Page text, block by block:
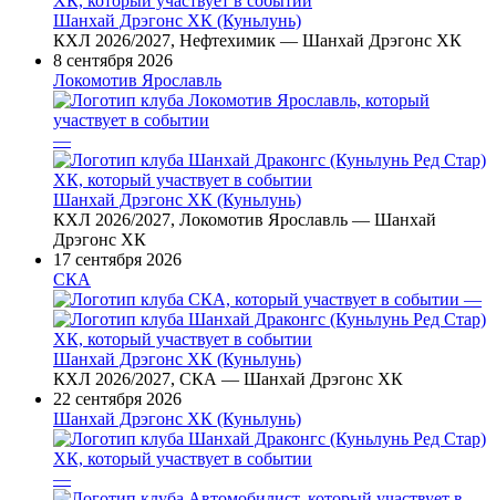
Шанхай Дрэгонс ХК (Куньлунь)
КХЛ 2026/2027, Нефтехимик — Шанхай Дрэгонс ХК
8 сентября 2026
Локомотив Ярославль
—
Шанхай Дрэгонс ХК (Куньлунь)
КХЛ 2026/2027, Локомотив Ярославль — Шанхай
Дрэгонс ХК
17 сентября 2026
СКА
—
Шанхай Дрэгонс ХК (Куньлунь)
КХЛ 2026/2027, СКА — Шанхай Дрэгонс ХК
22 сентября 2026
Шанхай Дрэгонс ХК (Куньлунь)
—